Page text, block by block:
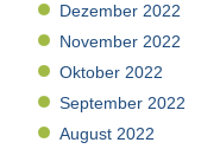
Dezember 2022
November 2022
Oktober 2022
September 2022
August 2022